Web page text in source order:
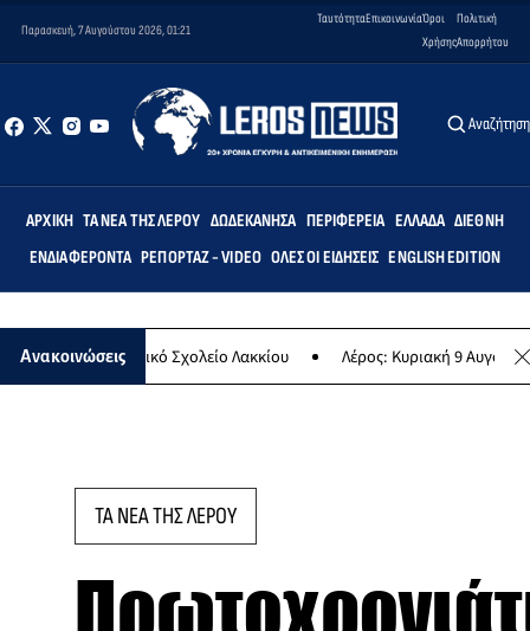
Παρασκευή, 7 Αυγούστου 2026, 01:21
ΤαυτότηταΕπικοινωνίαΌροι
Χρήσης
Πολιτική
Απορρήτου
Αναζήτηση
ΑΡΧΙΚΉ ΤΑ ΝΈΑ ΤΗΣ ΛΈΡΟΥ ΔΩΔΕΚΆΝΗΣΑ ΠΕΡΙΦΈΡΕΙΑ ΕΛΛΆΔΑ ΔΙΕΘΝΉ
ΕΝΔΙΑΦΈΡΟΝΤΑ ΡΕΠΟΡΤΆΖ - VIDEO ΌΛΕΣ ΟΙ ΕΙΔΉΣΕΙΣ ENGLISH EDITION
Ανακοινώσεις
στο Δημοτικό Σχολείο Λακκίου Λέρος: Κυριακή 9 Αυγούστου
ΤΑ ΝΕΑ ΤΗΣ ΛΕΡΟΥ